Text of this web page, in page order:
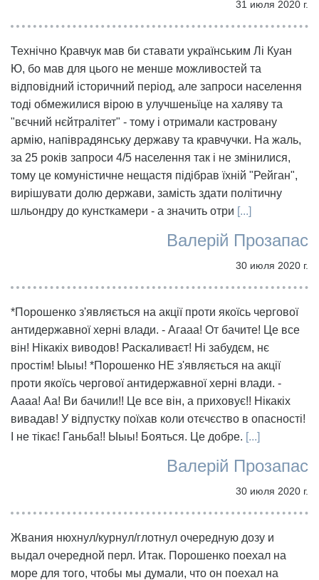
31 июля 2020 г.
Технічно Кравчук мав би ставати українським Лі Куан
Ю, бо мав для цього не менше можливостей та
відповідний історичний період, але запроси населення
тоді обмежилися вірою в улучшеньїце на халяву та
"вєчний нєйтралітет" - тому і отримали кастровану
армію, напіврадянську державу та кравчучки. На жаль,
за 25 років запроси 4/5 населення так і не змінилися,
тому це комуністичне нещастя підібрав їхній "Рейган",
вирішувати долю держави, замість здати політичну
шльондру до кунсткамери - а значить отри [...]
Валерій Прозапас
30 июля 2020 г.
*Порошенко з'являється на акції проти якоїсь чергової
антидержавної херні влади. - Агааа! От бачите! Це все
він! Нікакіх виводов! Раскаливаєт! Ні забудєм, нє
простім! Ыыы! *Порошенко НЕ з'являється на акції
проти якоїсь чергової антидержавної херні влади. -
Аааа! Аа! Ви бачили!! Це все він, а приховує!! Нікакіх
вивадав! У відпустку поїхав коли отєчєство в опасності!
І не тікає! Ганьба!! Ыыы! Бояться. Це добре. [...]
Валерій Прозапас
30 июля 2020 г.
Жвания нюхнул/курнул/глотнул очередную дозу и
выдал очередной перл. Итак. Порошенко поехал на
море для того, чтобы мы думали, что он поехал на